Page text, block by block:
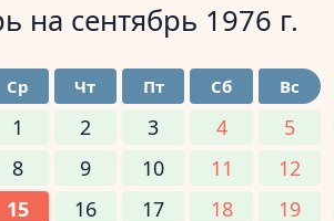
на сентябрь 1976 г.
Ср Чт Пт Сб Вс
1 2 3 4
5
8 9 10 11
12
15 16 17 18
19